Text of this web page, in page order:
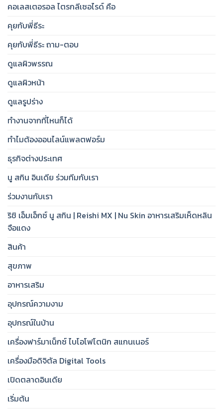
คอเลสเตอรอล ไตรกลีเซอไรด์ คือ
คุยกับพี่ธีระ
คุยกับพี่ธีระ ถาม-ตอบ
ดูแลผิวพรรณ
ดูแลผิวหน้า
ดูแลรูปร่าง
ทำงานจากที่ไหนก็ได้
ทำไมต้องออนไลน์แพลตฟอร์ม
ธุรกิจต่างประเทศ
นู สกิน อินเดีย ร่วมทีมกับเรา
ร่วมงานกับเรา
ริชิ เอ็มเอ็กซ์ นู สกิน | Reishi MX | Nu Skin อาหารเสริมเห็ดหลิน
จือแดง
สินค้า
สุขภาพ
อาหารเสริม
อุปกรณ์ความงาม
อุปกรณ์ในบ้าน
เครื่องฟาร์มาเน็กซ์ ไบโอโฟโตนิก สแกนเนอร์
เครื่องมือดิจิตัล Digital Tools
เปิดตลาดอินเดีย
เริ่มต้น